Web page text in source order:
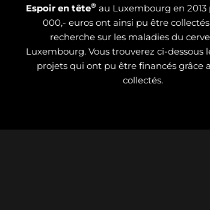
Espoir en tête®au Luxembourg en 2013
000,- euros ont ainsi pu être
recherche sur les maladies du
Luxembourg. Vous trouverez ci-dessous
projets qui ont pu être financés grâce
collectés.